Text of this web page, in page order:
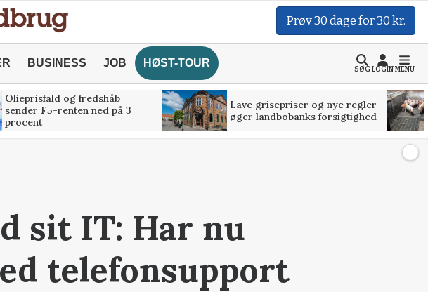
Prøv 30 dage for 30 kr.
BUSINESS JOB HØST-TOUR
SØGLOGINMENU
Olieprisfald og fredshåb
sender F5-renten ned på 3
procent
Lave grisepriser og nye regler
øger landbobanks forsigtighed
sit IT: Har nu
telefonsupport